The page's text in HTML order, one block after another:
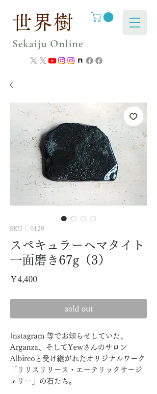
世界樹
Sekaiju Online
SKU： 0129
スペキュラーヘマタイト
一面磨き67g（3）
￥4,400価
sold out
Instagram 等でお知らせしていた、
Arganza、そしてYewさんのサロン
Albireoと受け継がれたオリジナルワーク
「リリスリリース・エーテリックサージ
ェリー」の石たち。